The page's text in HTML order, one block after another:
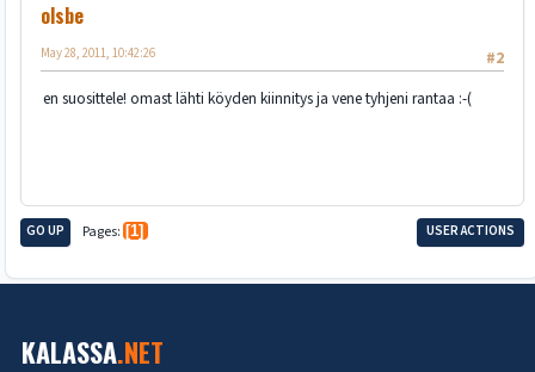
olsbe
#2
May 28, 2011, 10:42:26
en suosittele! omast lähti köyden kiinnitys ja vene tyhjeni rantaa :-(
GO UP Pages 1 USER ACTIONS
KALASSA.NET